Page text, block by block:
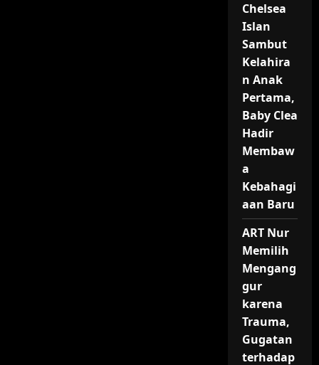
Chelsea
Islan
Sambut
Kelahira
n Anak
Pertama,
Baby Clea
Hadir
Membaw
a
Kebahagi
aan Baru
ART Nur
Memilih
Mengang
gur
karena
Trauma,
Gugatan
terhadap